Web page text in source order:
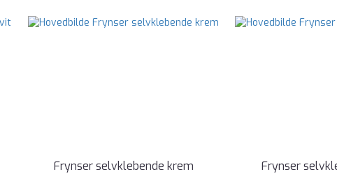
Frynser selvklebende krem Frynser